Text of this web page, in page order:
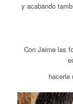
y acabando
Con Jaime las
hacerle